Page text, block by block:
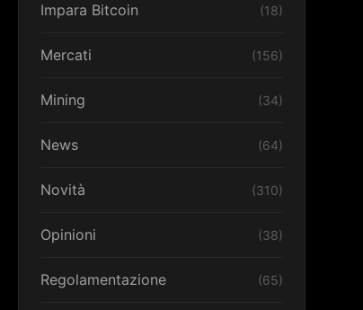
Impara Bitcoin (18)
Mercati (156)
Mining (34)
News (64)
Novità (310)
Opinioni (38)
Regolamentazione (65)